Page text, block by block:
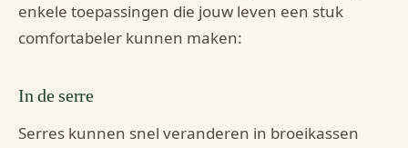
enkele toepassingen die jouw leven een stuk
comfortabeler kunnen maken:
In de serre
Serres kunnen snel veranderen in broeikassen